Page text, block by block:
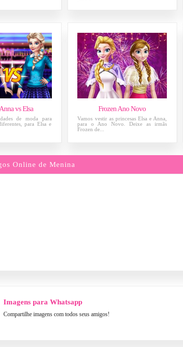
vs Elsa
de moda para
para Elsa e
Frozen Ano Novo
Vamos vestir as princesas Elsa e Anna,
para o Ano Novo. Deixe as irmãs
Frozen de...
Online de Menina
Imagens para Whatsapp
Compartilhe imagens com todos seus amigos!